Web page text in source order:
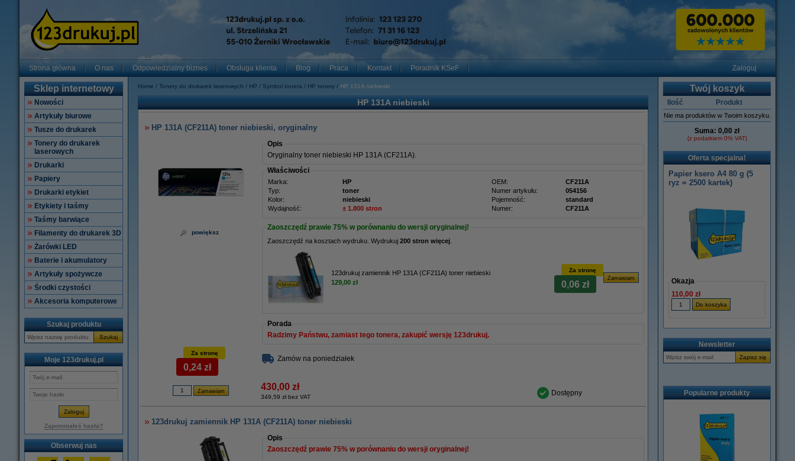
Strona główna O nas Odpowiedzialny biznes Obsługa klienta Blog Praca Kontakt Poradnik KSeF Zaloguj
Sklep internetowy
Nowości
Artykuły biurowe
Tusze do drukarek
Tonery do drukarek
laserowych
Drukarki
Papiery
Drukarki etykiet
Etykiety i taśmy
Taśmy barwiące
Filamenty do drukarek 3D
Żarówki LED
Baterie i akumulatory
Artykuły spożywcze
Środki czystości
Akcesoria komputerowe
Szukaj produktu
Szukaj
Moje 123drukuj.pl
Zapomniałeś hasła?
Obserwuj nas
Home Tonery do drukarek laserowych HP Symbol tonera HP tonery HP 131A niebieski
HP 131A niebieski
HP 131A (CF211A) toner niebieski, oryginalny
powiększ
Opis
Oryginalny toner niebieski HP 131A (CF211A).
Właściwości
Marka: HP OEM:
CF211A
Typ:
toner Numer artykułu:
054156
Kolor:
niebieski Pojemność:
standard
Wydajność:
± 1.800 stron Numer: CF211A
Zaoszczędź prawie 75% w porównaniu do wersji oryginalnej!
Zaoszczędź na kosztach wydruku. Wydrukuj 200 stron więcej
123drukuj zamiennik HP 131A (CF211A) toner niebieski
129,00 zł
Za stronę
0,06 zł
Porada
Radzimy Państwu, zamiast tego tonera, zakupić wersję 123drukuj.
Za stronę
0,24 zł
Zamów na poniedziałek
430,00 zł
349,59 zł bez VAT Dostępny
123drukuj zamiennik HP 131A (CF211A) toner niebieski
Opis
Zaoszczędź prawie 75% w porównaniu do wersji oryginalnej!
Twój koszyk
Ilość Produkt
Nie ma produktów w Twoim koszyku.
Suma: 0,00 zł
(z podatkiem 0% VAT)
Oferta specjalna!
Papier ksero A4 80 g (5
ryz = 2500 kartek)
Okazja
110,00 zł
Newsletter
Popularne produkty